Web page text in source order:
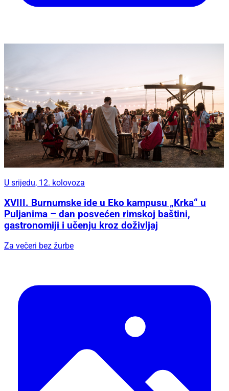
U srijedu, 12. kolovoza
XVIII. Burnumske ide u Eko kampusu „Krka“ u
Puljanima – dan posvećen rimskoj baštini,
gastronomiji i učenju kroz doživljaj
Za večeri bez žurbe